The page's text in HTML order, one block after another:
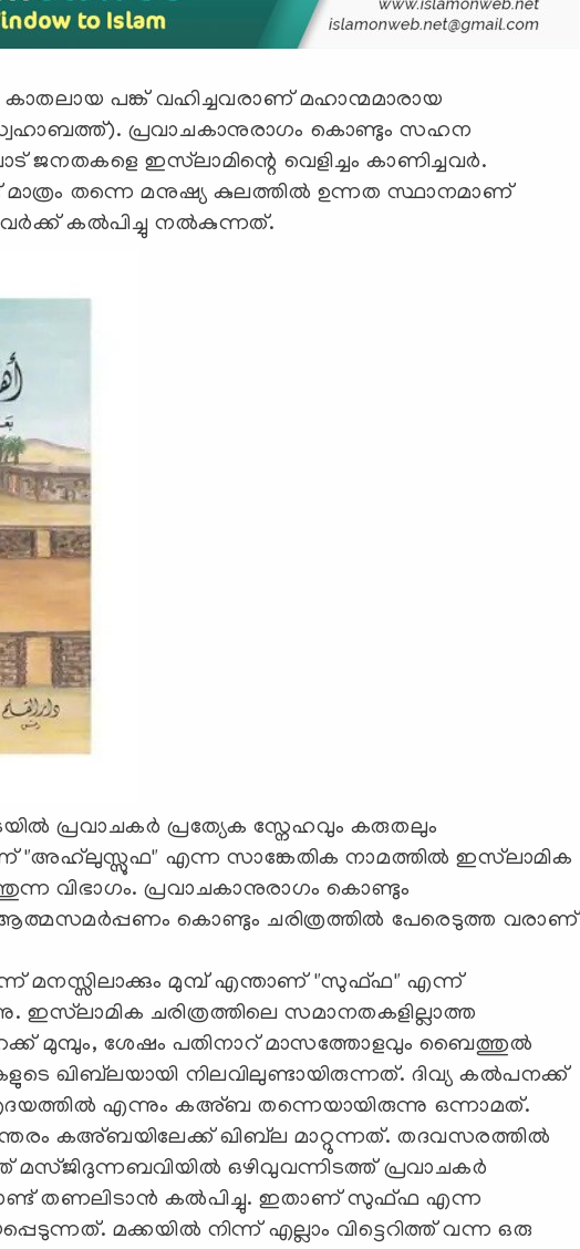
കാതലായ പങ്ക് വഹിച്ചവരാണ് മഹാന്മമാരായ
പ്രവാചകാനുരാഗം കൊണ്ടും സഹന
ഇസ്‍ലാമിന്റെ വെളിച്ചം കാണിച്ചവർ.
തന്നെ മനുഷ്യ കുലത്തിൽ ഉന്നത സ്ഥാനമാണ്
കൽപിച്ചു നൽകുന്നത്.
പ്രവാചകർ പ്രത്യേക സ്നേഹവും കരുതലും
"അഹ്‍ലുസ്സുഫ" എന്ന സാങ്കേതിക നാമത്തിൽ ഇസ്‍ലാമിക
വിഭാഗം. പ്രവാചകാനുരാഗം കൊണ്ടും
കൊണ്ടും ചരിത്രത്തിൽ പേരെടുത്ത വരാണ്
മുമ്പ് എന്താണ് "സുഫ്ഫ" എന്ന്
ഇസ്‍ലാമിക ചരിത്രത്തിലെ സമാനതകളില്ലാത്ത
മുമ്പും, ശേഷം പതിനാറ് മാസത്തോളവും ബൈത്തുൽ
ഖിബ്‍ലയായി നിലവിലുണ്ടായിരുന്നത്. ദിവ്യ കൽപനക്ക്
എന്നും കഅ്ബ തന്നെയായിരുന്നു ഒന്നാമത്.
കഅ്ബയിലേക്ക് ഖിബ്‍ല മാറ്റുന്നത്. തദവസരത്തിൽ
ഒഴിവുവന്നിടത്ത് പ്രവാചകർ
തണലിടാൻ കൽപിച്ചു. ഇതാണ് സുഫ്ഫ എന്ന
മക്കയിൽ നിന്ന് എല്ലാം വിട്ടെറിത്ത് വന്ന ഒരു